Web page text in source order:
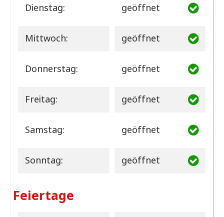
Dienstag: geöffnet
Mittwoch: geöffnet
Donnerstag: geöffnet
Freitag: geöffnet
Samstag: geöffnet
Sonntag: geöffnet
Feiertage